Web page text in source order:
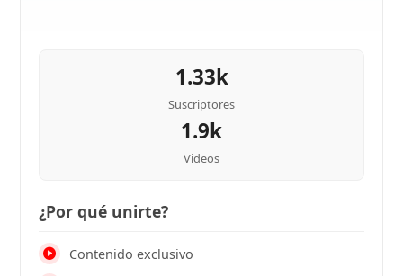
1.33k
Suscriptores
1.9k
Videos
¿Por qué unirte?
Contenido exclusivo